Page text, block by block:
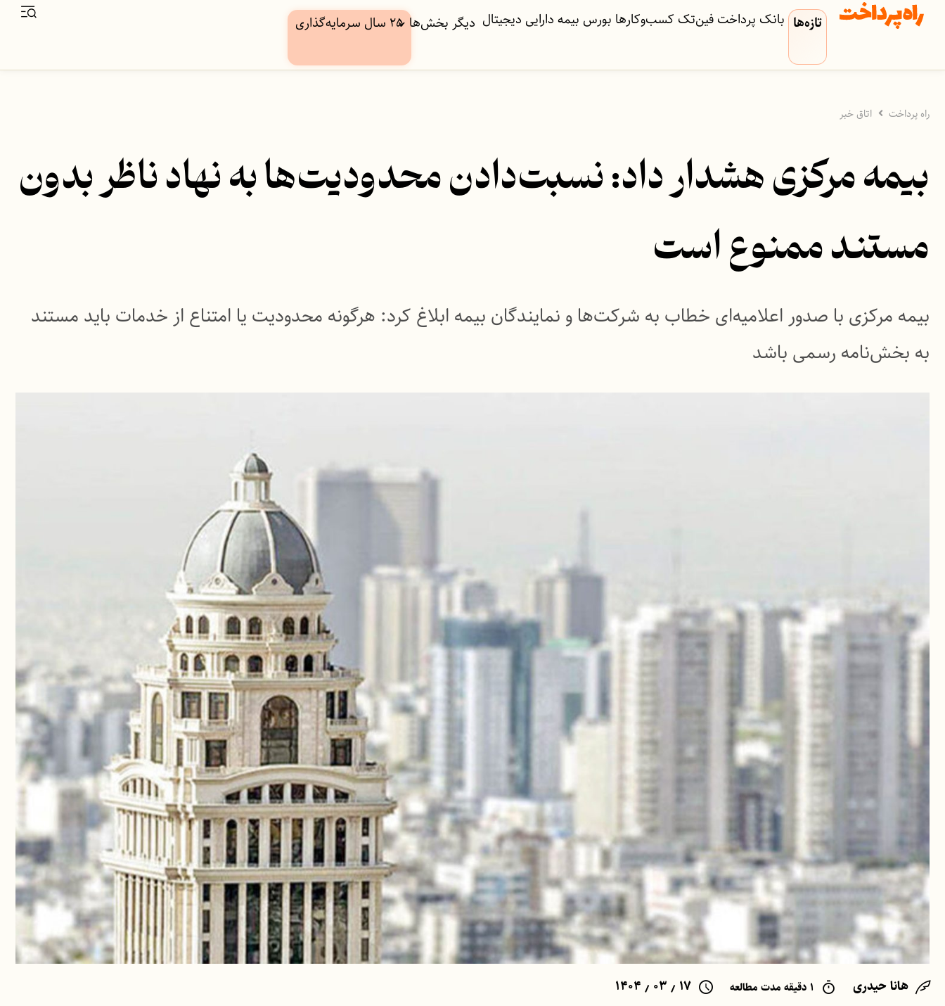
تازه‌ها بانک پرداختفین‌تک کسب‌وکار‌ها بورس بیمهدارایی دیجیتال دیگر بخش‌ها ۲۵ سال سرمایه‌گذاری
راه پرداخت اتاق خبر
بیمه مرکزی هشدار داد: نسبت‌دادن محدودیت‌ها به نهاد ناظر بدون
مستند ممنوع است
بیمه مرکزی با صدور اعلامیه‌ای خطاب به شرکت‌ها و نمایندگان بیمه‌ ابلاغ کرد: هرگونه محدودیت یا امتناع از خدمات باید مستند
به بخش‌نامه رسمی باشد
هانا حیدری ۱ دقیقه مدت مطالعه ۱۷ ٫ ۰۳ ٫ ۱۴۰۴